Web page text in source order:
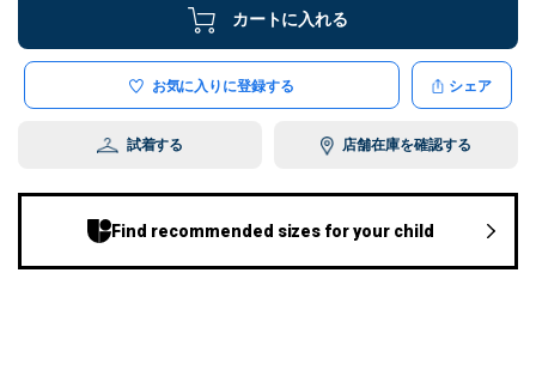
カートに入れる
お気に入りに登録する シェア
試着する 店舗在庫を確認する
Find recommended sizes for your child